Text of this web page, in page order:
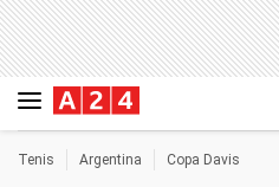
Tenis Argentina Copa Davis